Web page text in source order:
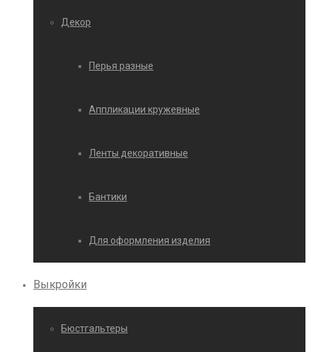
Декор
Перья разные
Аппликации кружевные
Ленты декоративные
Бантики
Для оформления изделия
Выкройки
Бюстгальтеры